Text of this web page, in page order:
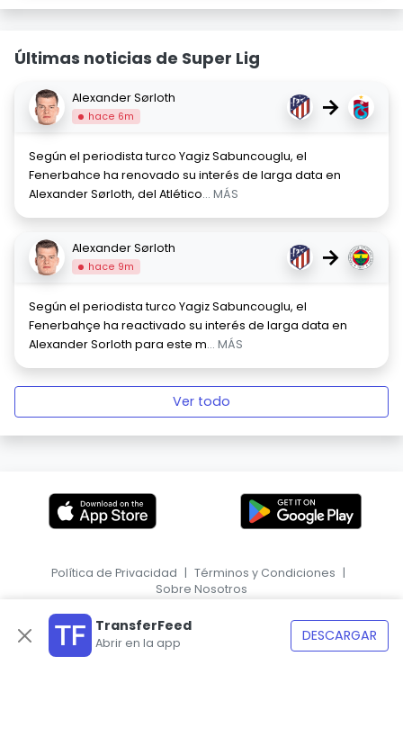
Últimas noticias de Super Lig
Alexander Sørloth
hace 6m →
Según el periodista turco Yagiz Sabuncouglu, el
Fenerbahce ha renovado su interés de larga data en
Alexander Sørloth, del Atlético... MÁS
Alexander Sørloth
hace 9m →
Según el periodista turco Yagiz Sabuncouglu, el
Fenerbahçe ha reactivado su interés de larga data en
Alexander Sorloth para este m... MÁS
Ver todo
TransferFeed
Abrir en la app DESCARGAR
Política de Privacidad | Términos y Condiciones |
Sobre Nosotros